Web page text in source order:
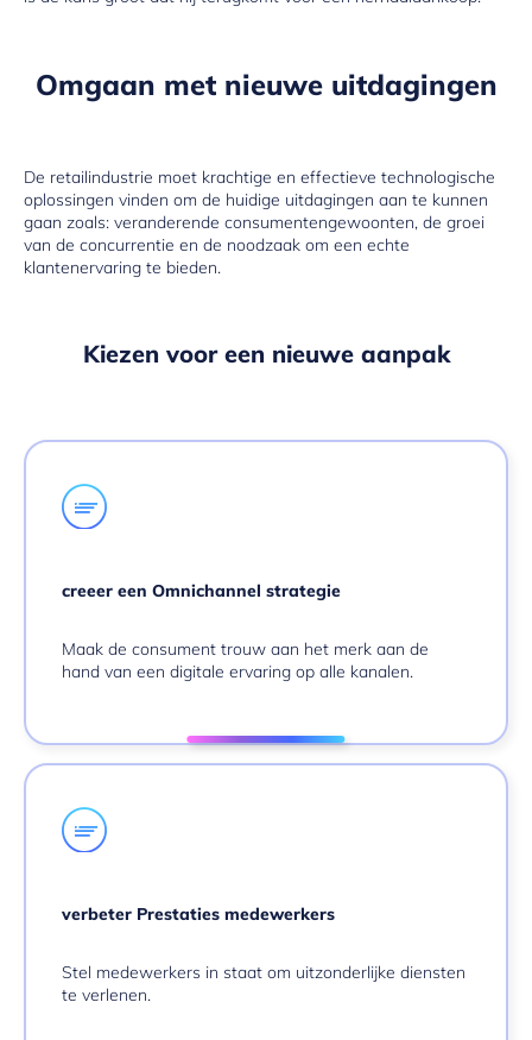
Omgaan met nieuwe uitdagingen
De retailindustrie moet krachtige en effectieve technologische
oplossingen vinden om de huidige uitdagingen aan te kunnen
gaan zoals: veranderende consumentengewoonten, de groei
van de concurrentie en de noodzaak om een echte
klantenervaring te bieden.
Kiezen voor een nieuwe aanpak
creeer een Omnichannel strategie
Maak de consument trouw aan het merk aan de
hand van een digitale ervaring op alle kanalen.
verbeter Prestaties medewerkers
Stel medewerkers in staat om uitzonderlijke diensten
te verlenen.